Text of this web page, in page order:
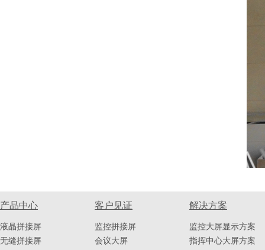
产品中心
液晶拼接屏
无缝拼接屏
客户见证
监控拼接屏
会议大屏
解决方案
监控大屏显示方案
指挥中心大屏方案